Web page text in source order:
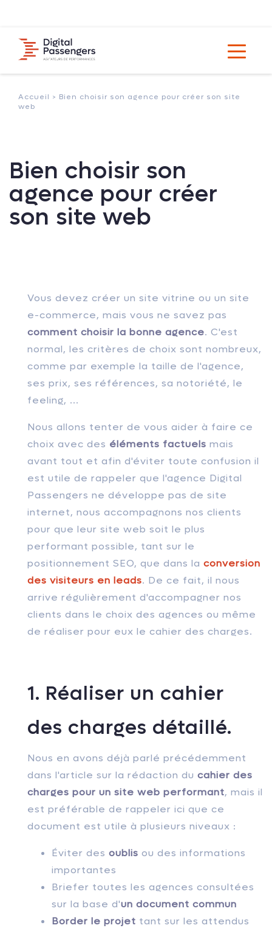
Accueil > Bien choisir son agence pour créer son site
web
Bien choisir son
agence pour créer
son site web
Vous devez créer un site vitrine ou un site
e-commerce, mais vous ne savez pas
comment choisir la bonne agence. C'est
normal, les critères de choix sont nombreux,
comme par exemple la taille de l'agence,
ses prix, ses références, sa notoriété, le
feeling, ...
Nous allons tenter de vous aider à faire ce
choix avec des éléments factuels mais
avant tout et afin d'éviter toute confusion il
est utile de rappeler que l'agence Digital
Passengers ne développe pas de site
internet, nous accompagnons nos clients
pour que leur site web soit le plus
performant possible, tant sur le
positionnement SEO, que dans la conversion
des visiteurs en leads. De ce fait, il nous
arrive régulièrement d'accompagner nos
clients dans le choix des agences ou même
de réaliser pour eux le cahier des charges.
1. Réaliser un cahier
des charges détaillé.
Nous en avons déjà parlé précédemment
dans l'article sur la rédaction du cahier des
charges pour un site web performant, mais il
est préférable de rappeler ici que ce
document est utile à plusieurs niveaux :
Éviter des oublis ou des informations
importantes
Briefer toutes les agences consultées
sur la base d'un document commun
Border le projet tant sur les attendus